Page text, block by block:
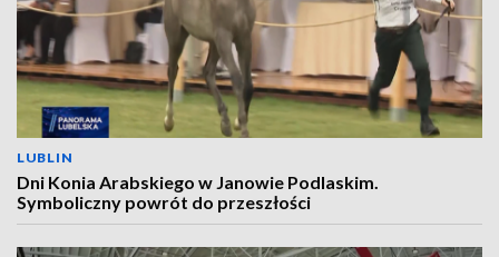
LUBLIN
Dni Konia Arabskiego w Janowie Podlaskim.
Symboliczny powrót do przeszłości